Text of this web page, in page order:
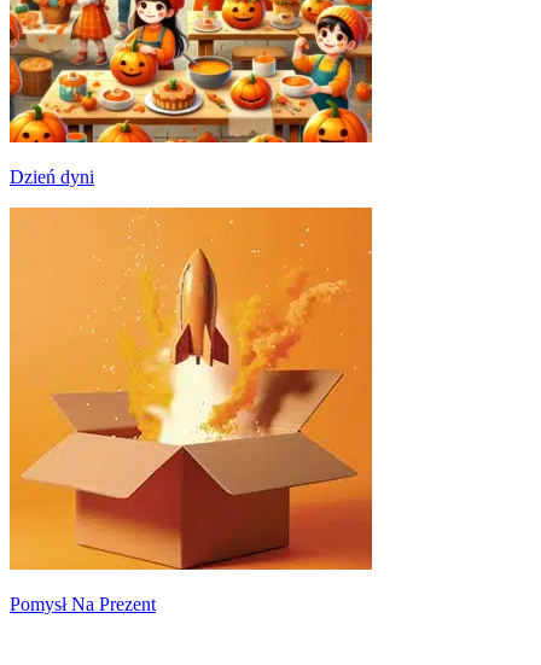
Dzień dyni
Pomysł Na Prezent